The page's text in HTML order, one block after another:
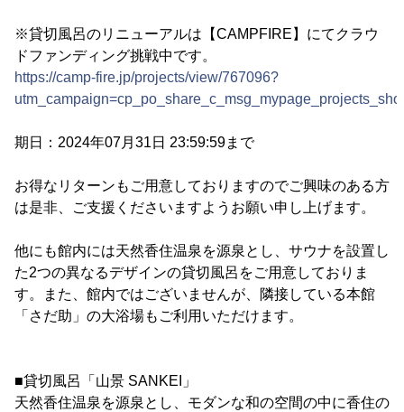
※貸切風呂のリニューアルは【CAMPFIRE】にてクラウ
ドファンディング挑戦中です。
https://camp-fire.jp/projects/view/767096?
期日：2024年07月31日 23:59:59まで
お得なリターンもご用意しておりますのでご興味のある方
は是非、ご支援くださいますようお願い申し上げます。
他にも館内には天然香住温泉を源泉とし、サウナを設置し
た2つの異なるデザインの貸切風呂をご用意しておりま
す。また、館内ではございませんが、隣接している本館
「さだ助」の大浴場もご利用いただけます。
■貸切風呂「山景 SANKEI」
天然香住温泉を源泉とし、モダンな和の空間の中に香住の